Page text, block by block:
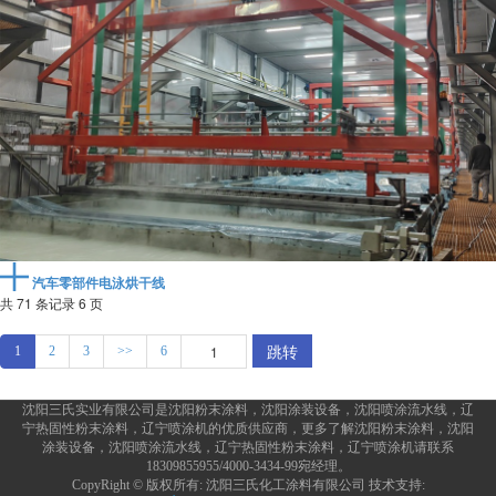
汽车零部件电泳烘干线
共 71 条记录 6 页
1 2 3 >> 6 跳转
沈阳三氏实业有限公司是沈阳粉末涂料，沈阳涂装设备，沈阳喷涂流水线，辽
宁热固性粉末涂料，辽宁喷涂机的优质供应商，更多了解沈阳粉末涂料，沈阳
涂装设备，沈阳喷涂流水线，辽宁热固性粉末涂料，辽宁喷涂机请联系
18309855955/4000-3434-99宛经理。
CopyRight © 版权所有: 沈阳三氏化工涂料有限公司 技术支持: